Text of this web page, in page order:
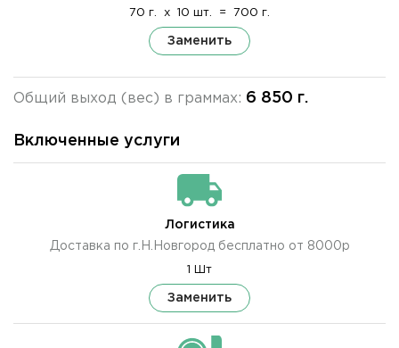
70 г. x 10 шт. = 700 г.
Заменить
Общий выход (вес) в граммах: 6 850 г.
Включенные услуги
Логистика
Доставка по г.Н.Новгород бесплатно от 8000р
1 Шт
Заменить